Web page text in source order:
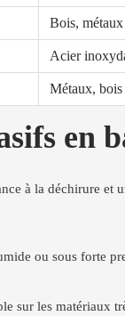
Bois,
Acier
Métaux, bois
en
à la déchirure et
ou sous forte
sur les matériaux